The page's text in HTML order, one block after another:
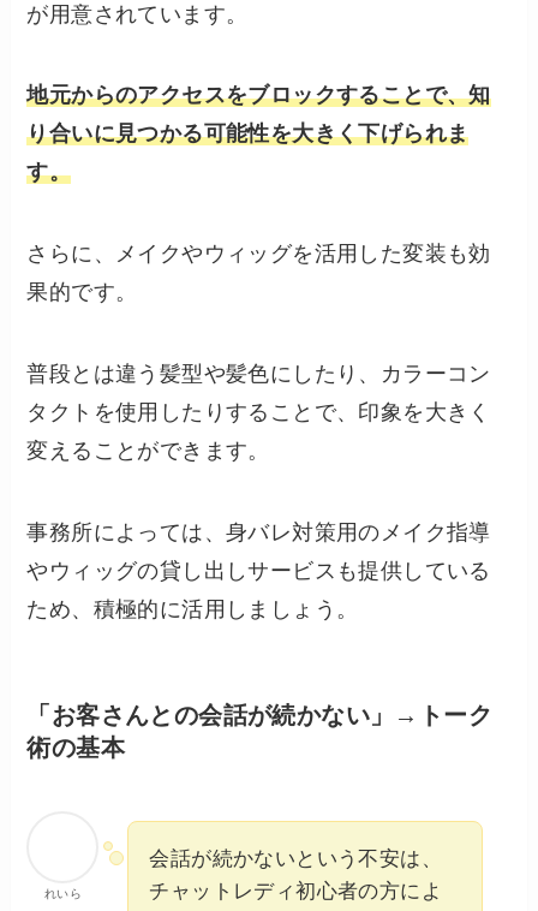
が用意されています。
地元からのアクセスをブロックすることで、知
り合いに見つかる可能性を大きく下げられま
す。
さらに、メイクやウィッグを活用した変装も効
果的です。
普段とは違う髪型や髪色にしたり、カラーコン
タクトを使用したりすることで、印象を大きく
変えることができます。
事務所によっては、身バレ対策用のメイク指導
やウィッグの貸し出しサービスも提供している
ため、積極的に活用しましょう。
「お客さんとの会話が続かない」→トーク
術の基本
れいら
会話が続かないという不安は、
チャットレディ初心者の方によ